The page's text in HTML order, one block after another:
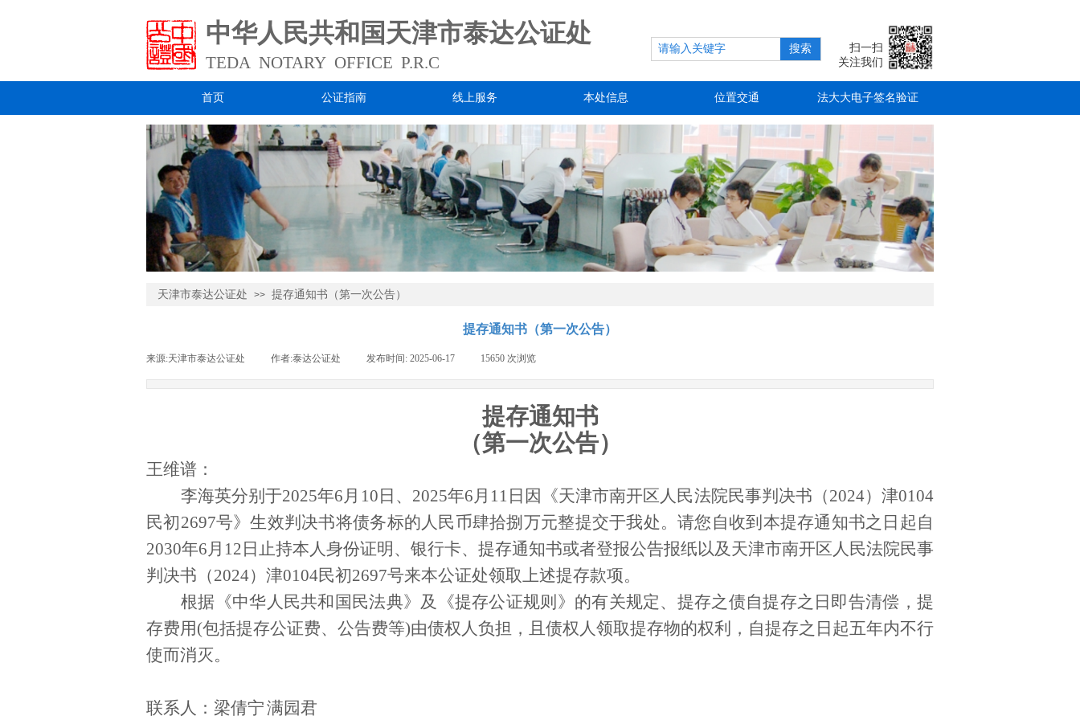
中华人民共和国天津市泰达公证处
TEDA NOTARY OFFICE P.R.C
搜索
扫一扫
关注我们
首页 公证指南 线上服务 本处信息 位置交通 法大大电子签名验证
天津市泰达公证处 >> 提存通知书（第一次公告）
提存通知书（第一次公告）
来源:天津市泰达公证处 作者:泰达公证处 发布时间: 2025-06-17 15650 次浏览
提存通知书
（第一次公告）
王维谱：
李海英分别于2025年6月 10 日、 2025年6月 11 日因《天津市南开区人民法院民事判决书（2024）津0104
民初2697号》生效判决书将债务标的人民币肆拾捌万元整提交于我处。请您自收到本提存通知书之日起自
2030年6月 12 日止持本人身份证明、银行卡、提存通知书或者登报公告报纸以及天津市南开区人民法院民事
判决书 （2024）津0104民初2697号来本公证处领取上述提存款项。
根据《中华人民共和国民法典》及《提存公证规则》的有关规定、提存之债自提存之日即告清偿，提
存费用(包括提存公证费、公告费等)由债权人负担，且债权人领取提存物的权利，自提存之日起五年内不行
使而消灭。
联系人：梁倩宁满园君